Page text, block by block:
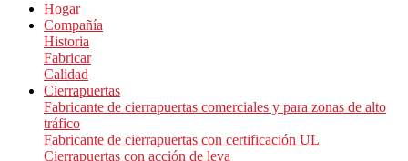
Hogar
Compañía
Historia
Fabricar
Calidad
Cierrapuertas
Fabricante de cierrapuertas comerciales y para zonas de alto
tráfico
Fabricante de cierrapuertas con certificación UL
Cierrapuertas con acción de leva